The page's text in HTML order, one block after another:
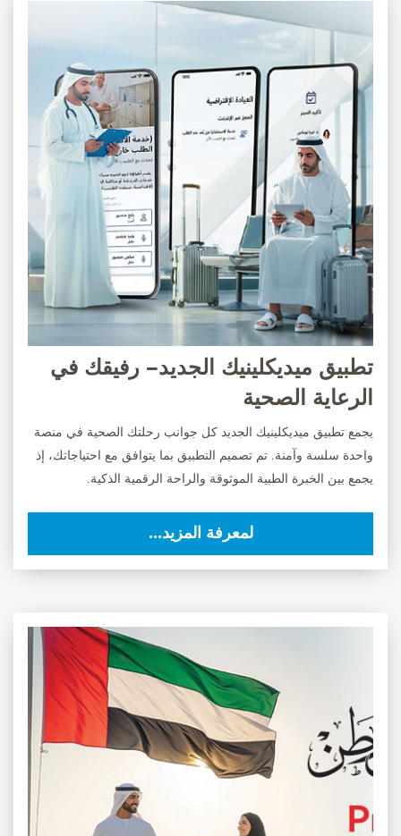
تطبيق ميديكلينيك الجديد– رفيقك في
الرعاية الصحية
يجمع تطبيق ميديكلينيك الجديد كل جوانب رحلتك الصحية في منصة
واحدة سلسة وآمنة. تم تصميم التطبيق بما يتوافق مع احتياجاتك، إذ
يجمع بين الخبرة الطبية الموثوقة والراحة الرقمية الذكية.
لمعرفة المزيد...